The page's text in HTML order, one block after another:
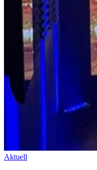
Aktuell